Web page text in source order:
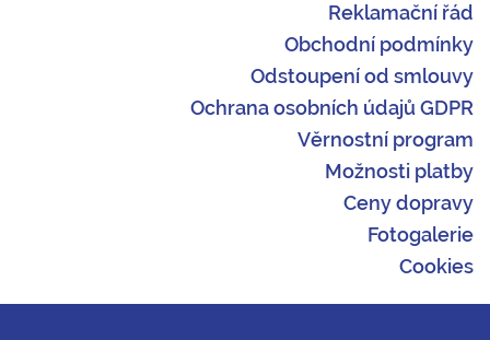
Reklamační řád
Obchodní podmínky
Odstoupení od smlouvy
Ochrana osobních údajů GDPR
Věrnostní program
Možnosti platby
Ceny dopravy
Fotogalerie
Cookies